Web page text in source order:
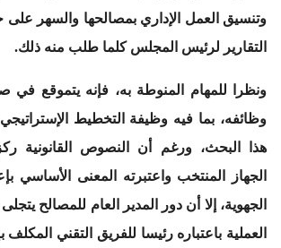
وتنسيق العمل الإداري بمصالحها والسهر
التقارير لرئيس المجلس كلما طلب منه ذلك.
ونظرا للمهام المنوطة به، فإنه يتموقع في
وظائفه، بما فيه وظيفة التخطيط
هذا البحث، ورغم أن النصوص القانونية
الجهاز المنتخب واعتبرته المعنى الأساسي
الجهوية، إلا أن دور المدير العام للمصالح
العملية باعتباره رئيسا للفريق التقني المكلف